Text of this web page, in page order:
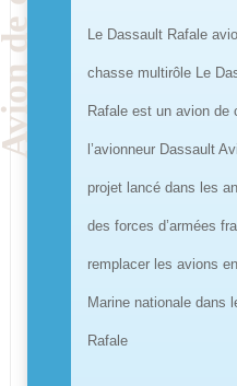
Le Dassault Rafale
chasse multirôle Le
Rafale est un avion
l’avionneur Dassault
projet lancé dans les
des forces d’armées
remplacer les avions
Marine nationale dans
Rafale